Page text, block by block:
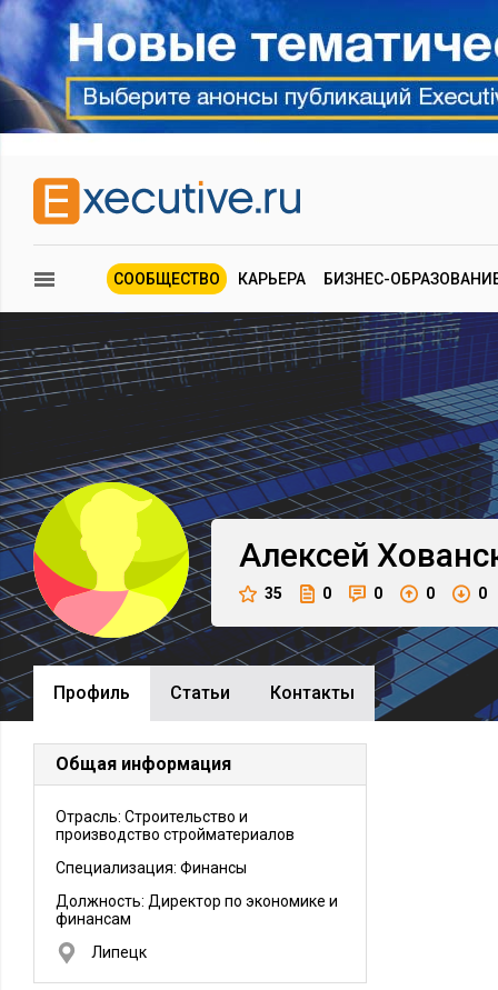
СООБЩЕСТВО КАРЬЕРА БИЗНЕС-
Алексей
35 0 0 0 0
Профиль Cтатьи Контакты
Общая информация
Отрасль: Строительство и
производство стройматериалов
Специализация: Финансы
Должность: Директор по экономике и
финансам
Липецк